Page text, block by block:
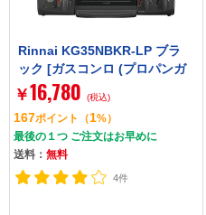
Rinnai KG35NBKR-LP ブラ
ック [ガスコンロ (プロパンガ
ス用・2口・右強火力・56c
m)]]
￥16,780 (税込)
167ポイント （1%）
最後の１つ ご注文はお早めに
送料：無料
4件